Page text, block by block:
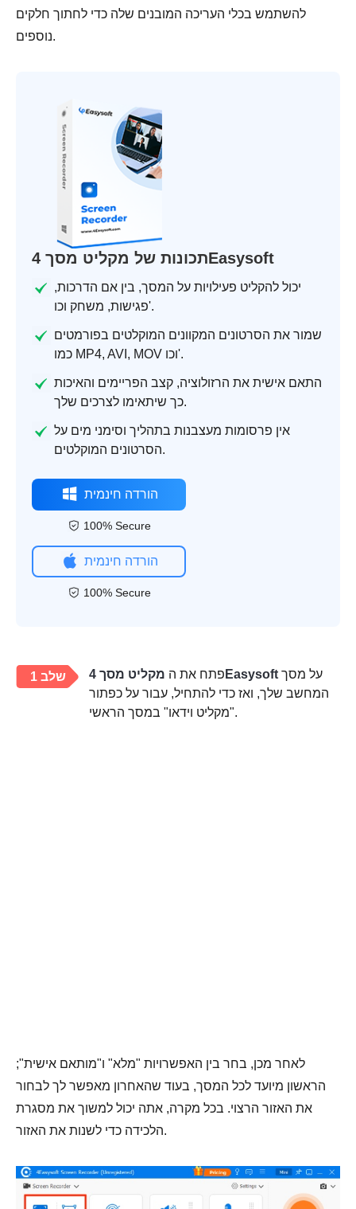
להשתמש בכלי העריכה המובנים שלה כדי לחתוך חלקים
נוספים.
תכונות של מקליט מסך 4Easysoft
יכול להקליט פעילויות על המסך, בין אם הדרכות,
פגישות, משחק וכו'.
שמור את הסרטונים המקוונים המוקלטים בפורמטים
כמו MP4, AVI, MOV וכו'.
התאם אישית את הרזולוציה, קצב הפריימים והאיכות
כך שיתאימו לצרכים שלך.
אין פרסומות מעצבנות בתהליך וסימני מים על
הסרטונים המוקלטים.
הורדה חינמית
100% Secure
הורדה חינמית
100% Secure
שלב 1 פתח את ה מקליט מסך 4Easysoft
המחשב שלך, ואז כדי להתחיל, עבור על כפתור
"מקליט וידאו" במסך הראשי.
לאחר מכן, בחר בין האפשרויות "מלא" ו"מותאם אישית";
הראשון מיועד לכל המסך, בעוד שהאחרון מאפשר לך לבחור
את האזור הרצוי. בכל מקרה, אתה יכול למשוך את מסגרת
הלכידה כדי לשנות את האזור.